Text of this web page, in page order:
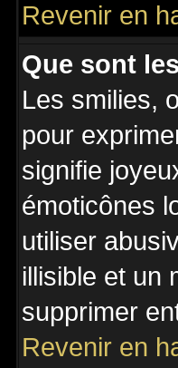
Revenir en
Que sont
Les smilies,
pour
signifie
émoticônes
utiliser
illisible et un
supprimer
Revenir en